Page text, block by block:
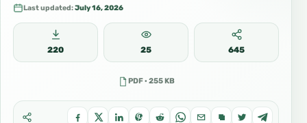
Last updated:July 16, 2026
220 25 645
PDF · 255 KB